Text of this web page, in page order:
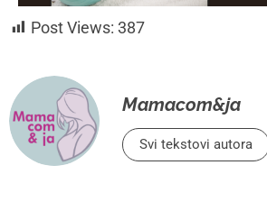
Trudnoća
donese vatromet
Aida Džaferović, psihologinja i
trudnice i mame (TIM), koje je mjesto